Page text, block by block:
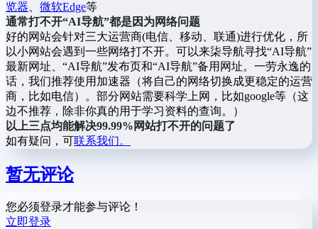
览器
微软Edge等
通常打不开“AI导航”都是因为网络问题
好的网站会针对三大运营商(电信、移动、联通)进行优化，所
以小网站会遇到一些网络打不开。可以来柒导航寻找“AI导航”
最新网址、“AI导航”发布页和“AI导航”备用网址。一劳永逸的
话，我们推荐使用加速器（将自己的网络切换成更稳定的运营
商，比如电信）。部分网站需要科学上网，比如google等（这
边不推荐，除非你真的用于学习资料的查询。）
以上三点均能解决99.99%网站打不开的问题了
如有疑问，可联系我们。
暂无评论
您必须登录才能参与评论！
立即登录